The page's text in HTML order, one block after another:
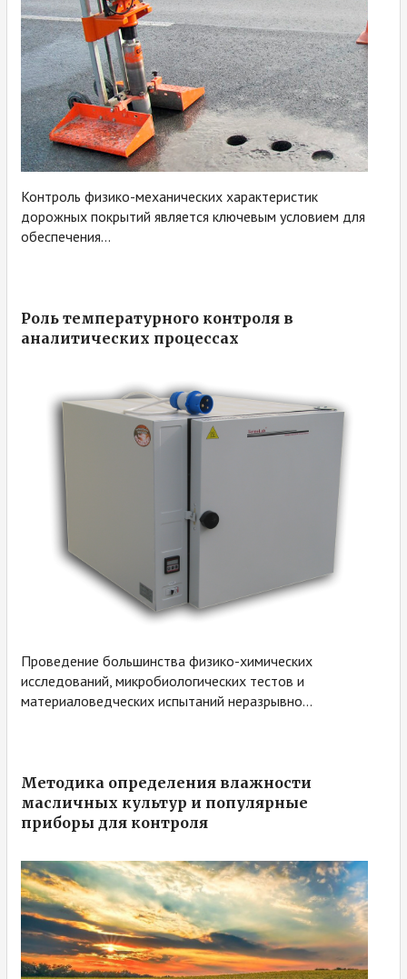
Контроль физико-механических характеристик
дорожных покрытий является ключевым условием для
обеспечения...
Роль температурного контроля в
аналитических процессах
Проведение большинства физико-химических
исследований, микробиологических тестов и
материаловедческих испытаний неразрывно...
Методика определения влажности
масличных культур и популярные
приборы для контроля